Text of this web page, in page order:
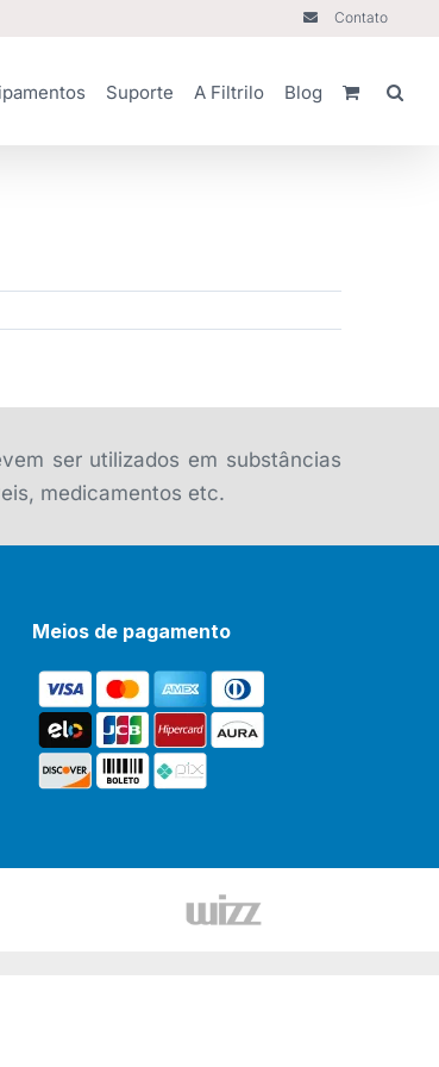
Contato
Suporte A Filtrilo Blog
ser utilizados em substâncias
medicamentos etc.
Meios de pagamento